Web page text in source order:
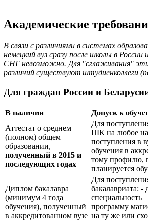
Академические
В связи с различиями в системах
немецкий вуз сразу после школы в России
СНГ невозможно. Для "сглаживания"
различий существуют штудиенколлеги
Для граждан России и
В наличии
Допуск к
Аттестат о среднем
(полном) общем
образовании,
полученный в 2015 и
последующих годах
Для
ШК на любое
поступления в
обучения в
тому профилю,
планируется
Диплом бакалавра
(минимум 4 года
обучения), полученный
в аккредитованном вузе
Для
бакалавриата:
специальность
программу
на ту же или